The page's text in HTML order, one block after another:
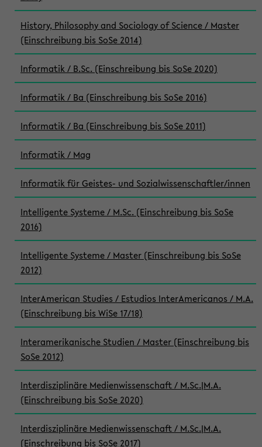
History, Philosophy and Sociology of Science / Master
(Einschreibung bis SoSe 2014)
Informatik / B.Sc. (Einschreibung bis SoSe 2020)
Informatik / Ba (Einschreibung bis SoSe 2016)
Informatik / Ba (Einschreibung bis SoSe 2011)
Informatik / Mag
Informatik für Geistes- und Sozialwissenschaftler/innen
Intelligente Systeme / M.Sc. (Einschreibung bis SoSe
2016)
Intelligente Systeme / Master (Einschreibung bis SoSe
2012)
InterAmerican Studies / Estudios InterAmericanos / M.A.
(Einschreibung bis WiSe 17/18)
Interamerikanische Studien / Master (Einschreibung bis
SoSe 2012)
Interdisziplinäre Medienwissenschaft / M.Sc.|M.A.
(Einschreibung bis SoSe 2020)
Interdisziplinäre Medienwissenschaft / M.Sc.|M.A.
(Einschreibung bis SoSe 2017)